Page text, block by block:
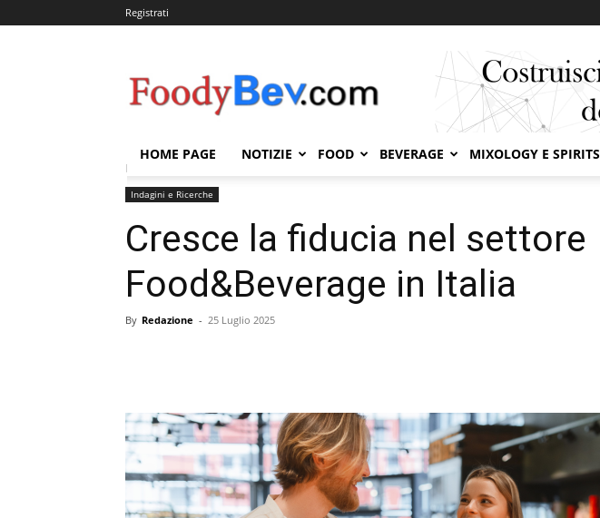
Registrati
HOME PAGE NOTIZIE FOOD BEVERAGE MIXOLOGY E SPIRITS
Home
Indagini e Ricerche
Cresce la fiducia nel settore
Food&Beverage in Italia
By Redazione - 25 Luglio 2025